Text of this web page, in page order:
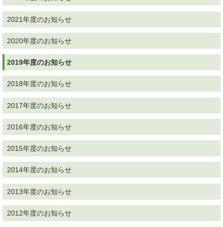
2021年度のお知らせ
2020年度のお知らせ
2019年度のお知らせ
2018年度のお知らせ
2017年度のお知らせ
2016年度のお知らせ
2015年度のお知らせ
2014年度のお知らせ
2013年度のお知らせ
2012年度のお知らせ